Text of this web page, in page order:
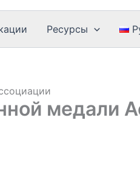
Ресурсы
медали